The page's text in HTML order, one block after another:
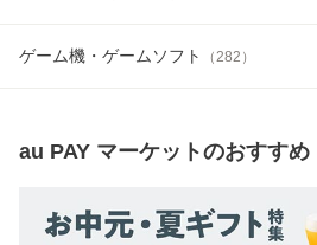
ゲーム機・ゲームソフト （282 ）
au PAY マーケットのおすすめ